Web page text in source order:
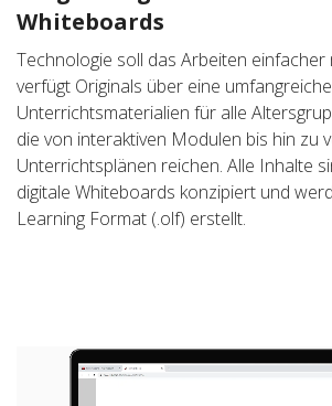
Whiteboards
Technologie soll das Arbeiten einfacher
verfügt Originals über eine
Unterrichtsmaterialien für alle
die von interaktiven Modulen bis hin zu
Unterrichtsplänen reichen. Alle Inhalte
digitale Whiteboards konzipiert und
Learning Format (.olf) erstellt.